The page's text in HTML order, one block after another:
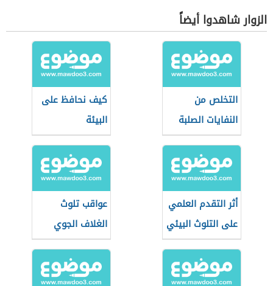
الزوار شاهدوا أيضاً
التخلص من
النفايات الصلبة
كيف نحافظ على
البيئة
أثر التقدم العلمي
على التلوث البيئي
عواقب تلوث
الغلاف الجوي